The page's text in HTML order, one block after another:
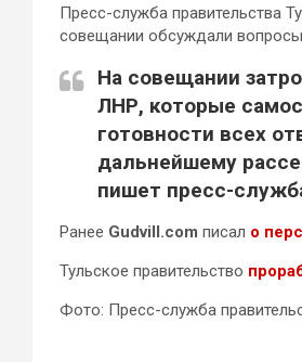
Пресс-служба правительства
совещании обсуждали
На совещании
ЛНР, которые
готовности всех
дальнейшему
пишет пресс-
Ранее Gudvill.com писал о
Тульское правительство
Фото: Пресс-служба